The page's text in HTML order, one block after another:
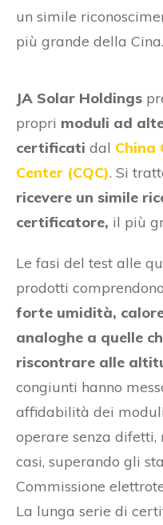
un simile
più grande della Cina.
JA Solar Holdings
propri moduli ad
certificati dal China
Center (CQC). Si
ricevere un simile
certificatore, il più
Le fasi del test alle
prodotti comprendono
forte umidità,
analoghe a quelle
riscontrare alle
congiunti hanno
affidabilità dei
operare senza difetti,
casi, superando gli
Commissione
La lunga serie di